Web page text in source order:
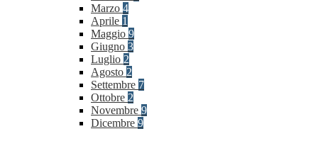
Marzo 4
Aprile 1
Maggio 9
Giugno 3
Luglio 2
Agosto 2
Settembre 7
Ottobre 2
Novembre 9
Dicembre 9